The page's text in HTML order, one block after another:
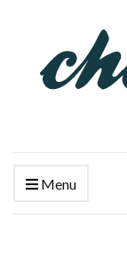
Menu